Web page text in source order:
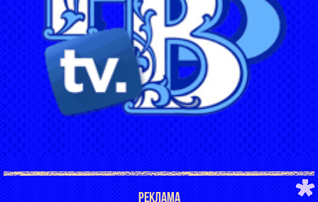
РЕКЛАМА